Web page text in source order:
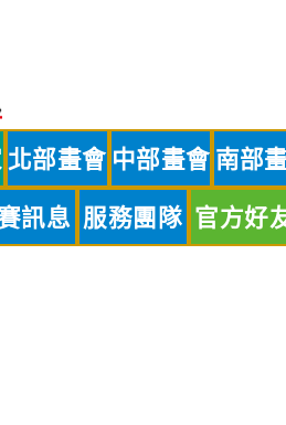
北部畫會 中部畫會 南部
訊息 服務團隊 官方好